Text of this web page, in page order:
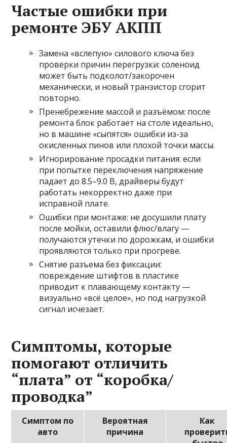
Частые ошибки при
ремонте ЭБУ АКПП
Замена «вслепую» силового ключа без
проверки причин перегрузки: соленоид
может быть подколот/закорочен
механически, и новый транзистор сгорит
повторно.
Пренебрежение массой и разъёмом: после
ремонта блок работает на столе идеально,
но в машине «сыпятся» ошибки из-за
окисленных пинов или плохой точки массы.
Игнорирование просадки питания: если
при попытке переключения напряжение
падает до 8.5–9.0 В, драйверы будут
работать некорректно даже при
исправной плате.
Ошибки при монтаже: не досушили плату
после мойки, оставили флюс/влагу —
получаются утечки по дорожкам, и ошибки
проявляются только при прогреве.
Снятие разъема без фиксации:
повреждение штифтов в пластике
приводит к плавающему контакту —
визуально «всё целое», но под нагрузкой
сигнал исчезает.
Симптомы, которые
помогают отличить
“плата” от “коробка/
проводка”
Симптом по
авто
Вероятная
причина
Как